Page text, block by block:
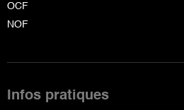
OCF
NOF
Infos pratiques